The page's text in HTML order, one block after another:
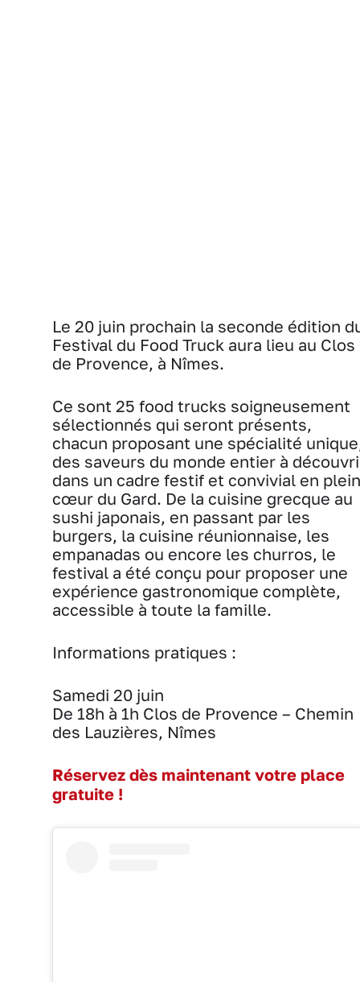
Le 20 juin prochain la seconde édition
Festival du Food Truck aura lieu au Clos
de Provence, à Nîmes.
Ce sont 25 food trucks soigneusement
sélectionnés qui seront présents,
chacun proposant une spécialité
des saveurs du monde entier à
dans un cadre festif et convivial en plein
cœur du Gard. De la cuisine grecque au
sushi japonais, en passant par les
burgers, la cuisine réunionnaise, les
empanadas ou encore les churros, le
festival a été conçu pour proposer une
expérience gastronomique complète,
accessible à toute la famille.
Informations pratiques :
Samedi 20 juin
De 18h à 1h Clos de Provence – Chemin
des Lauzières, Nîmes
Réservez dès maintenant votre place
gratuite !